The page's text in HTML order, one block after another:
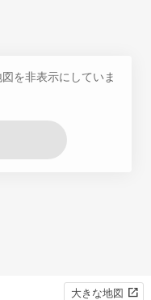
を非表示にしていま
大きな地図